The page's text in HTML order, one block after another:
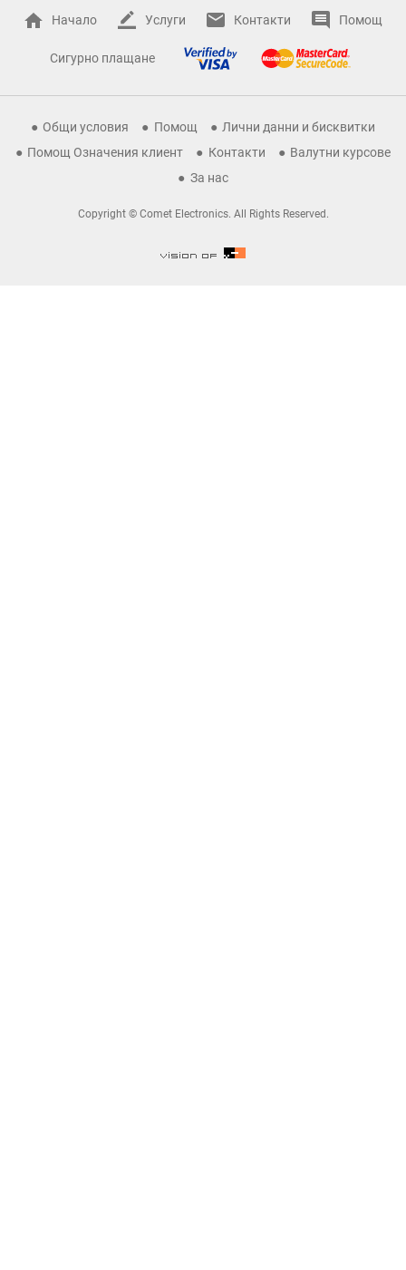
Начало Услуги Контакти Помощ
Сигурно плащане
Общи условия Помощ
Лични данни и бисквитки
Помощ Означения клиент
Контакти
Валутни курсове
За нас
Copyright © Comet Electronics. All Rights Reserved.